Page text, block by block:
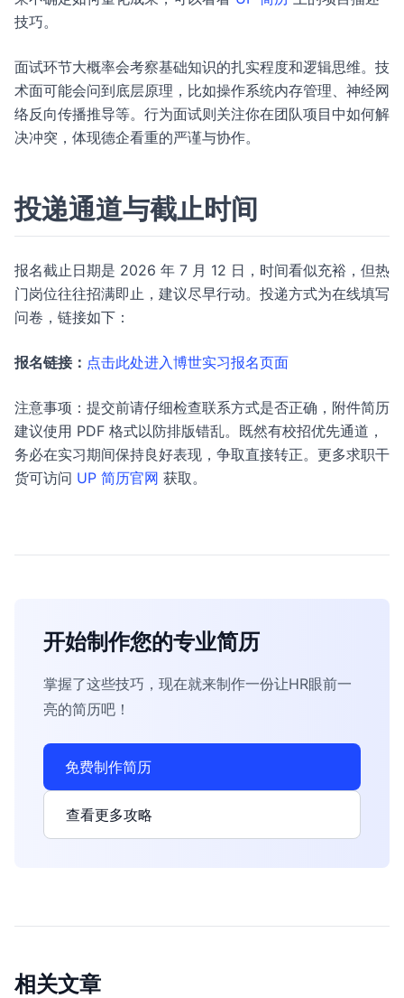
技巧。
面试环节大概率会考察基础知识的扎实程度和逻辑思维。技
术面可能会问到底层原理，比如操作系统内存管理、神经网
络反向传播推导等。行为面试则关注你在团队项目中如何解
决冲突，体现德企看重的严谨与协作。
投递通道与截止时间
报名截止日期是 2026 年 7 月 12 日，时间看似充裕，但热
门岗位往往招满即止，建议尽早行动。投递方式为在线填写
问卷，链接如下：
报名链接： 点击此处进入博世实习报名页面
注意事项：提交前请仔细检查联系方式是否正确，附件简历
建议使用 PDF 格式以防排版错乱。既然有校招优先通道，
务必在实习期间保持良好表现，争取直接转正。更多求职干
货可访问 UP 简历官网 获取。
开始制作您的专业简历
掌握了这些技巧，现在就来制作一份让HR眼前一
亮的简历吧！
免费制作简历
查看更多攻略
相关文章